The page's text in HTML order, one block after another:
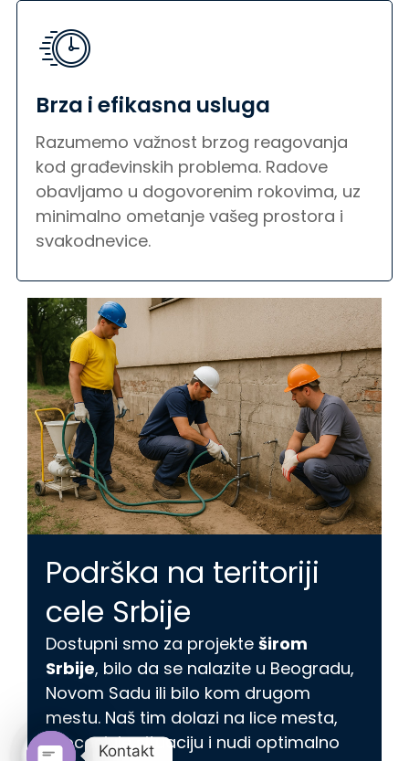
Brza i efikasna usluga
Razumemo važnost brzog reagovanja
kod građevinskih problema. Radove
obavljamo u dogovorenim rokovima, uz
minimalno ometanje vašeg prostora i
svakodnevice.
Podrška na teritoriji
cele Srbije
Dostupni smo za projekte širom
Srbije, bilo da se nalazite u Beogradu,
Novom Sadu ili bilo kom drugom
mestu. Naš tim dolazi na lice mesta,
procenjuje situaciju i nudi optimalno
Kontakt